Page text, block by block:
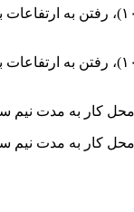
فرار از لایه‌ی دود: در
فرار از لایه‌ی دود: در